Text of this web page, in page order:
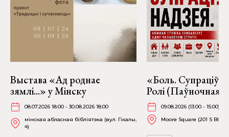
Выстава «Ад роднае
зямлі...» у Мінску
08.07.2026 18:00 - 30.08.2026 18:00
мінская абласная бібліятэка (вул. Гікалы,
4)
«Боль. Супраціў.
Ролі (Паўночная
09.08.2026 (13:00 - 15:00)
Moore Square (201 S